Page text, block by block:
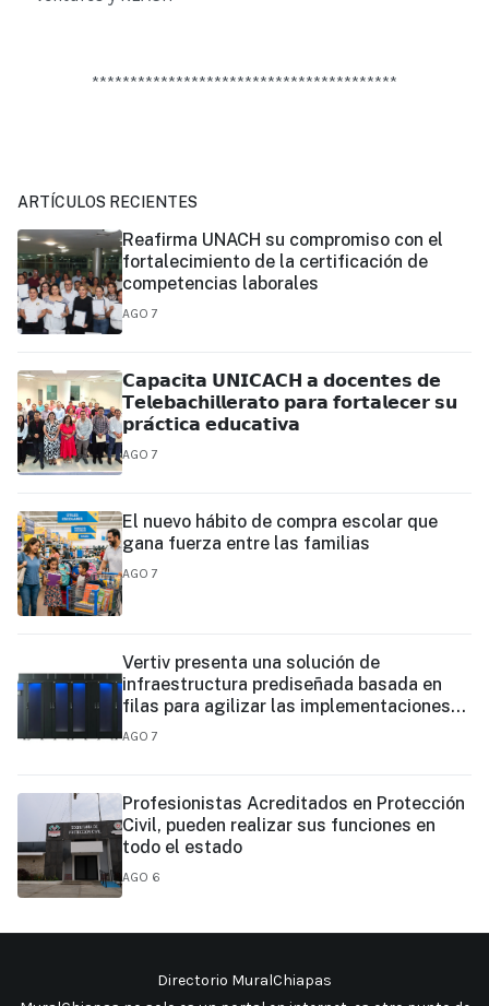
****************************************
ARTÍCULOS RECIENTES
Reafirma UNACH su compromiso con el
fortalecimiento de la certificación de
competencias laborales
AGO 7
𝗖𝗮𝗽𝗮𝗰𝗶𝘁𝗮 𝗨𝗡𝗜𝗖𝗔𝗖𝗛 𝗮 𝗱𝗼𝗰𝗲𝗻𝘁𝗲𝘀 𝗱𝗲
𝗧𝗲𝗹𝗲𝗯𝗮𝗰𝗵𝗶𝗹𝗹𝗲𝗿𝗮𝘁𝗼 𝗽𝗮𝗿𝗮 𝗳𝗼𝗿𝘁𝗮𝗹𝗲𝗰𝗲𝗿 𝘀𝘂
𝗽𝗿𝗮́𝗰𝘁𝗶𝗰𝗮 𝗲𝗱𝘂𝗰𝗮𝘁𝗶𝘃𝗮
AGO 7
El nuevo hábito de compra escolar que
gana fuerza entre las familias
AGO 7
Vertiv presenta una solución de
infraestructura prediseñada basada en
filas para agilizar las implementaciones
de centros de datos en el borde y de IA en
AGO 7
Profesionistas Acreditados en Protección
Civil, pueden realizar sus funciones en
todo el estado
AGO 6
Directorio MuralChiapas